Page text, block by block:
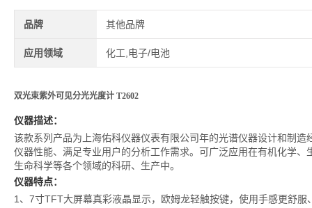
品牌 其他品牌
应用领域 化工,电子/电池
双光束紫外可见分光光度计 T2602
仪器描述：
该款系列产品为上海佑科仪器仪表有限公司年的光谱仪器设计和制
仪器性能、满足专业用户的分析工作需求。可广泛应用在有机化学
生命科学等各个领域的科研、生产中。
仪器特点：
1、7寸TFT大屏幕真彩液晶显示，欧姆龙轻触按键，使用手感更舒